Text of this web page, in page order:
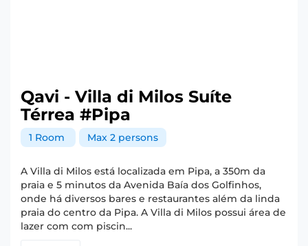
Qavi - Villa di Milos Suíte
Térrea #Pipa
1 Room Max 2 persons
A Villa di Milos está localizada em Pipa, a 350m da
praia e 5 minutos da Avenida Baía dos Golfinhos,
onde há diversos bares e restaurantes além da linda
praia do centro da Pipa. A Villa di Milos possui área de
lazer com com piscin...